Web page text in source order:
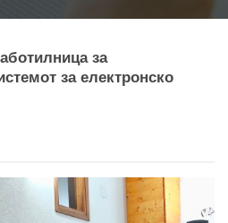
за
за електронско